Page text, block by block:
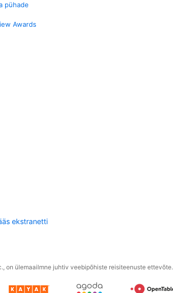
pühade
Awards
ekstranetti
on ülemaailmne juhtiv veebipõhiste reisiteenuste ettevõte.